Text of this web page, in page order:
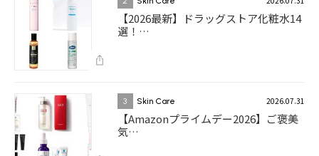
【2026最新】ドラッグストア化粧水14
選！…
3 Skin Care 2026.07.31
【Amazonプライムデー2026】ご褒美
気…